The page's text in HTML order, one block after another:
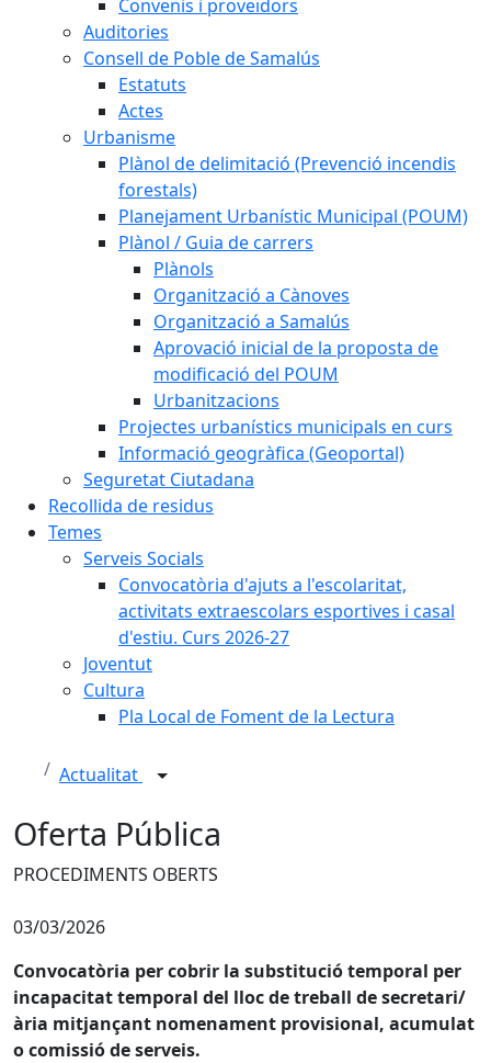
Convenis i proveïdors
Auditories
Consell de Poble de Samalús
Estatuts
Actes
Urbanisme
Plànol de delimitació (Prevenció incendis
forestals)
Planejament Urbanístic Municipal (POUM)
Plànol / Guia de carrers
Plànols
Organització a Cànoves
Organització a Samalús
Aprovació inicial de la proposta de
modificació del POUM
Urbanitzacions
Projectes urbanístics municipals en curs
Informació geogràfica (Geoportal)
Seguretat Ciutadana
Recollida de residus
Temes
Serveis Socials
Convocatòria d'ajuts a l'escolaritat,
activitats extraescolars esportives i casal
d'estiu. Curs 2026-27
Joventut
Cultura
Pla Local de Foment de la Lectura
Actualitat
Oferta Pública
PROCEDIMENTS OBERTS
03/03/2026
Convocatòria per cobrir la substitució temporal per
incapacitat temporal del lloc de treball de secretari/
ària mitjançant nomenament provisional, acumulat
o comissió de serveis.